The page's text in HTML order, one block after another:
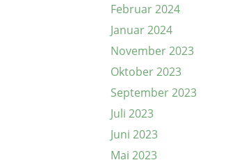
Februar 2024
Januar 2024
November 2023
Oktober 2023
September 2023
Juli 2023
Juni 2023
Mai 2023